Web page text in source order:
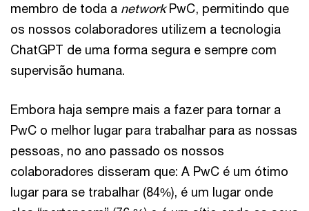
membro de toda a networkPwC, permitindo que
os nossos colaboradores utilizem a tecnologia
ChatGPT de uma forma segura e sempre com
supervisão humana.
Embora haja sempre mais a fazer para tornar a
PwC o melhor lugar para trabalhar para as nossas
pessoas, no ano passado os nossos
colaboradores disseram que: A PwC é um ótimo
lugar para se trabalhar (84%), é um lugar onde